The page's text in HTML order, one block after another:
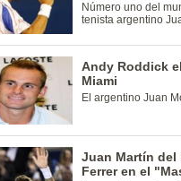
Número uno del
tenista argentino
Andy Roddick
Miami
El argentino Juan
Juan Martín del
Ferrer en el